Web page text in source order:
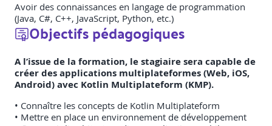
Avoir des connaissances en langage de programmation
(Java, C#, C++, JavaScript, Python, etc.)
Objectifs pédagogiques
A l’issue de la formation, le stagiaire sera capable de
créer des applications multiplateformes (Web, iOS,
Android) avec Kotlin Multiplateform (KMP).
• Connaître les concepts de Kotlin Multiplateform
• Mettre en place un environnement de développement